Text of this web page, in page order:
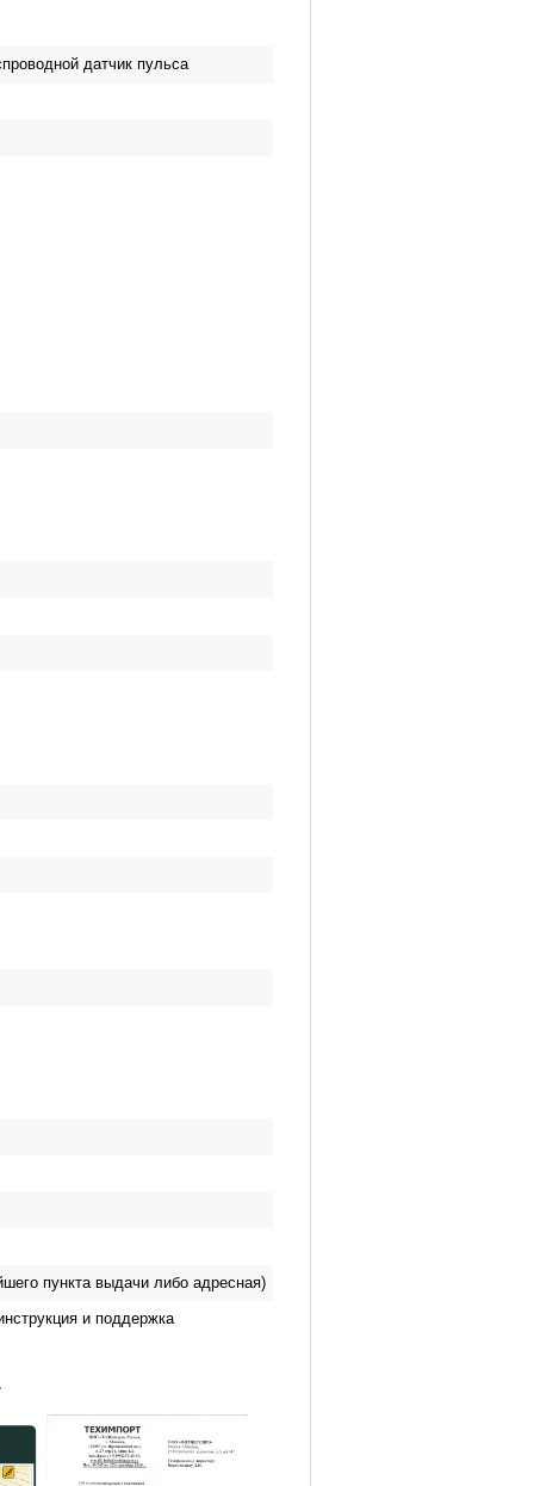
датчик пульса
пункта выдачи либо адресная)
и поддержка